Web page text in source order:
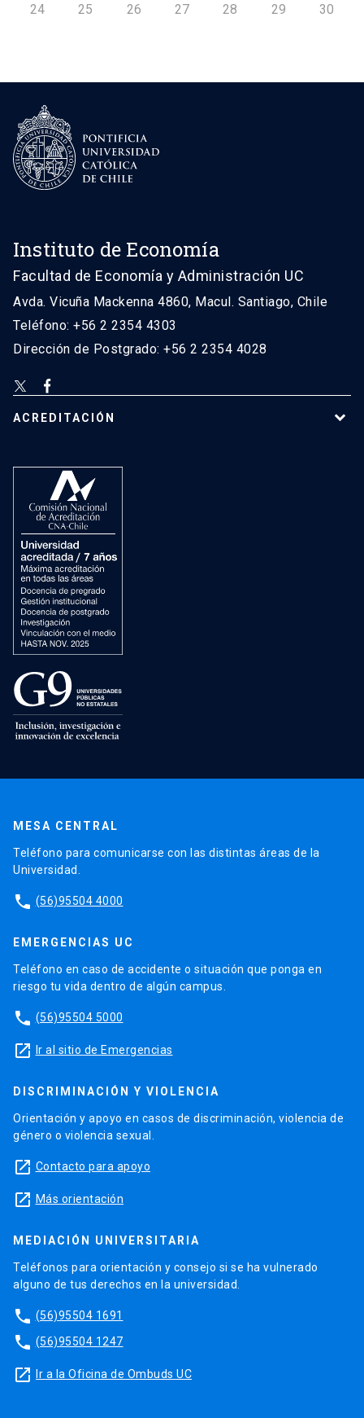
24 25 26 27 28 29 30
Instituto de Economía
Facultad de Economía y Administración UC
Avda. Vicuña Mackenna 4860, Macul. Santiago, Chile
Teléfono: +56 2 2354 4303
Dirección de Postgrado: +56 2 2354 4028
ACREDITACIÓN
MESA CENTRAL
Teléfono para comunicarse con las distintas áreas de la
Universidad.
phone (56)95504 4000
EMERGENCIAS UC
Teléfono en caso de accidente o situación que ponga en
riesgo tu vida dentro de algún campus.
phone (56)95504 5000
launch Ir al sitio de Emergencias
DISCRIMINACIÓN Y VIOLENCIA
Orientación y apoyo en casos de discriminación, violencia de
género o violencia sexual.
launch Contacto para apoyo
launch Más orientación
MEDIACIÓN UNIVERSITARIA
Teléfonos para orientación y consejo si se ha vulnerado
alguno de tus derechos en la universidad.
phone (56)95504 1691
phone (56)95504 1247
launch Ir a la Oficina de Ombuds UC